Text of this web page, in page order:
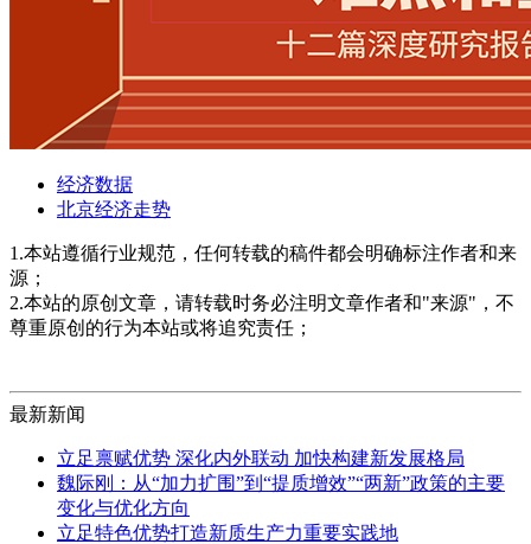
经济数据
北京经济走势
1.本站遵循行业规范，任何转载的稿件都会明确标注作者和来
源；
2.本站的原创文章，请转载时务必注明文章作者和"来源"，不
尊重原创的行为本站或将追究责任；
最新新闻
立足禀赋优势 深化内外联动 加快构建新发展格局
魏际刚：从“加力扩围”到“提质增效”“两新”政策的主要
变化与优化方向
立足特色优势打造新质生产力重要实践地